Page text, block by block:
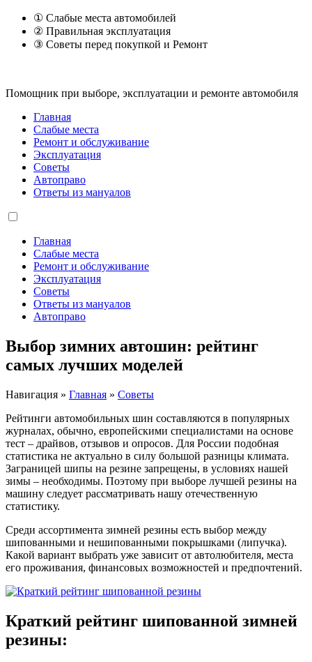
① Слабые места автомобилей
② Правильная эксплуатация
③ Советы перед покупкой и Ремонт
Помощник при выборе, эксплуатации и ремонте автомобиля
Главная
Слабые места
Ремонт и обслуживание
Эксплуатация
Советы
Автоправо
Ответы из мануалов
Главная
Слабые места
Ремонт и обслуживание
Эксплуатация
Советы
Ответы из мануалов
Автоправо
Выбор зимних автошин: рейтинг
самых лучших моделей
Навигация » Главная » Советы
Рейтинги автомобильных шин составляются в популярных
журналах, обычно, европейскими специалистами на основе
тест – драйвов, отзывов и опросов. Для России подобная
статистика не актуально в силу большой разницы климата.
Заграницей шипы на резине запрещены, в условиях нашей
зимы – необходимы. Поэтому при выборе лучшей резины на
машину следует рассматривать нашу отечественную
статистику.
Среди ассортимента зимней резины есть выбор между
шипованными и нешипованными покрышками (липучка).
Какой вариант выбрать уже зависит от автолюбителя, места
его проживания, финансовых возможностей и предпочтений.
Краткий рейтинг шипованной зимней
резины: